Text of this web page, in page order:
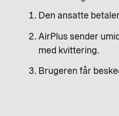
Den ansatte
AirPlus sender
med kvittering.
Brugeren får